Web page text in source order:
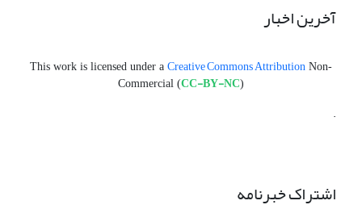
آخرین اخبار
This work is licensed under a Creative Commons Attribution Non-
Commercial (CC-BY-NC)
.
اشتراک خبرنامه